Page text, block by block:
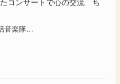
音楽隊…